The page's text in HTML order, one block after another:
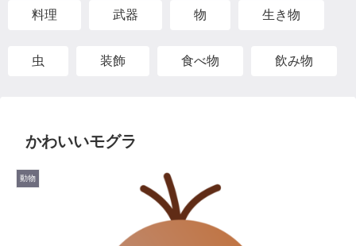
料理 武器 物 生き物
虫 装飾 食べ物 飲み物
かわいいモグラ
動物